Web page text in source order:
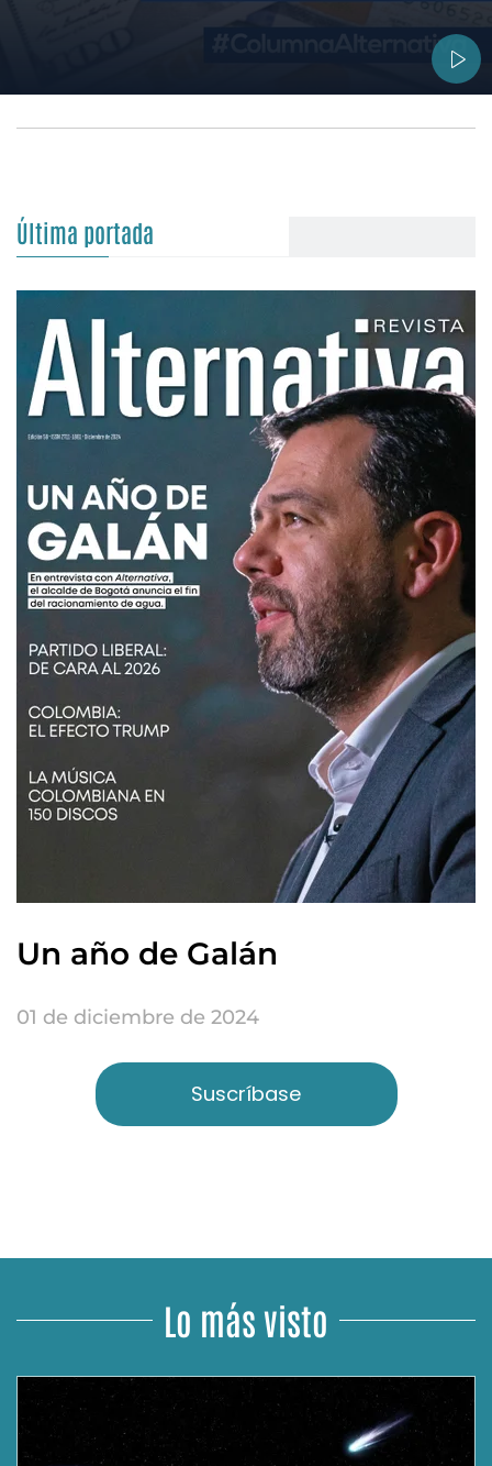
Última portada
Un año de Galán
01 de diciembre de 2024
Suscríbase
Lo más visto